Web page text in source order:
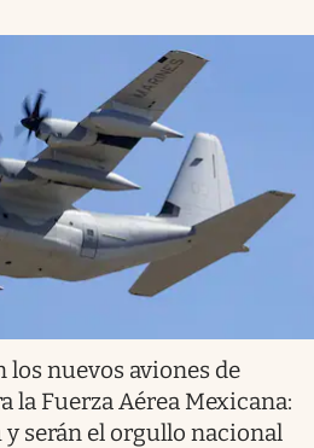
los nuevos aviones de
la Fuerza Aérea Mexicana:
serán el orgullo nacional